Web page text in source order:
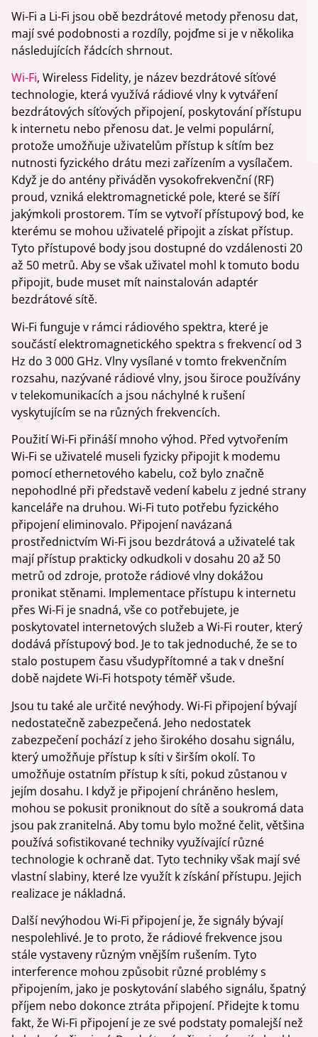
Wi-Fi a Li-Fi jsou obě bezdrátové metody přenosu dat,
mají své podobnosti a rozdíly, pojďme si je v několika
následujících řádcích shrnout.
Wi-Fi, Wireless Fidelity, je název bezdrátové síťové
technologie, která využívá rádiové vlny k vytváření
bezdrátových síťových připojení, poskytování přístupu
k internetu nebo přenosu dat. Je velmi populární,
protože umožňuje uživatelům přístup k sítím bez
nutnosti fyzického drátu mezi zařízením a vysílačem.
Když je do antény přiváděn vysokofrekvenční (RF)
proud, vzniká elektromagnetické pole, které se šíří
jakýmkoli prostorem. Tím se vytvoří přístupový bod, ke
kterému se mohou uživatelé připojit a získat přístup.
Tyto přístupové body jsou dostupné do vzdálenosti 20
až 50 metrů. Aby se však uživatel mohl k tomuto bodu
připojit, bude muset mít nainstalován adaptér
bezdrátové sítě.
Wi-Fi funguje v rámci rádiového spektra, které je
součástí elektromagnetického spektra s frekvencí od 3
Hz do 3 000 GHz. Vlny vysílané v tomto frekvenčním
rozsahu, nazývané rádiové vlny, jsou široce používány
v telekomunikacích a jsou náchylné k rušení
vyskytujícím se na různých frekvencích.
Použití Wi-Fi přináší mnoho výhod. Před vytvořením
Wi-Fi se uživatelé museli fyzicky připojit k modemu
pomocí ethernetového kabelu, což bylo značně
nepohodlné při představě vedení kabelu z jedné strany
kanceláře na druhou. Wi-Fi tuto potřebu fyzického
připojení eliminovalo. Připojení navázaná
prostřednictvím Wi-Fi jsou bezdrátová a uživatelé tak
mají přístup prakticky odkudkoli v dosahu 20 až 50
metrů od zdroje, protože rádiové vlny dokážou
pronikat stěnami. Implementace přístupu k internetu
přes Wi-Fi je snadná, vše co potřebujete, je
poskytovatel internetových služeb a Wi-Fi router, který
dodává přístupový bod. Je to tak jednoduché, že se to
stalo postupem času všudypřítomné a tak v dnešní
době najdete Wi-Fi hotspoty téměř všude.
Jsou tu také ale určité nevýhody. Wi-Fi připojení bývají
nedostatečně zabezpečená. Jeho nedostatek
zabezpečení pochází z jeho širokého dosahu signálu,
který umožňuje přístup k síti v širším okolí. To
umožňuje ostatním přístup k síti, pokud zůstanou v
jejím dosahu. I když je připojení chráněno heslem,
mohou se pokusit proniknout do sítě a soukromá data
jsou pak zranitelná. Aby tomu bylo možné čelit, většina
používá sofistikované techniky využívající různé
technologie k ochraně dat. Tyto techniky však mají své
vlastní slabiny, které lze využít k získání přístupu. Jejich
realizace je nákladná.
Další nevýhodou Wi-Fi připojení je, že signály bývají
nespolehlivé. Je to proto, že rádiové frekvence jsou
stále vystaveny různým vnějším rušením. Tyto
interference mohou způsobit různé problémy s
připojením, jako je poskytování slabého signálu, špatný
příjem nebo dokonce ztráta připojení. Přidejte k tomu
fakt, že Wi-Fi připojení je ze své podstaty pomalejší než